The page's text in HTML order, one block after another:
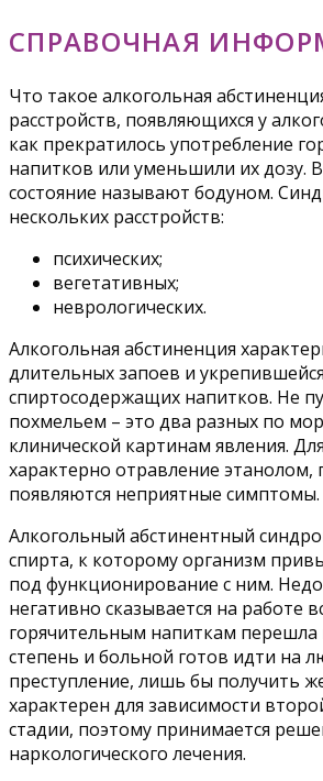
СПРАВОЧНАЯ
Что такое алкогольная
расстройств, появляющихся у
как прекратилось употребление
напитков или уменьшили их дозу.
состояние называют бодуном.
нескольких расстройств:
психических;
вегетативных;
неврологических.
Алкогольная абстиненция
длительных запоев и
спиртосодержащих напитков. Не
похмельем – это два разных по
клинической картинам явления.
характерно отравление этанолом,
появляются неприятные симптомы.
Алкогольный абстинентный
спирта, к которому организм
под функционирование с ним.
негативно сказывается на работе
горячительным напиткам перешла
степень и больной готов идти на
преступление, лишь бы получить
характерен для зависимости
стадии, поэтому принимается
наркологического лечения.